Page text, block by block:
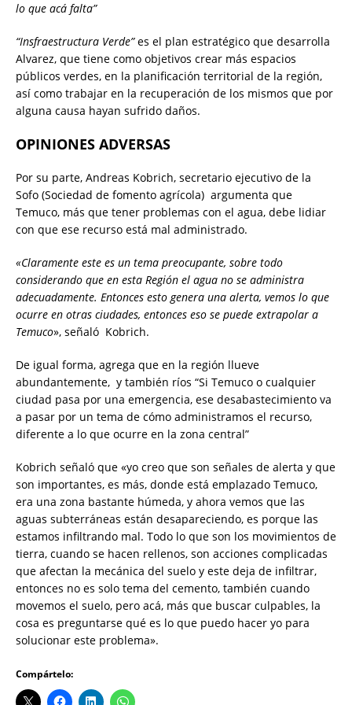
lo que acá falta”
“Insfraestructura Verde”es el plan estratégico que desarrolla
Alvarez, que tiene como objetivos crear más espacios
públicos verdes, en la planificación territorial de la región,
así como trabajar en la recuperación de los mismos que por
alguna causa hayan sufrido daños.
OPINIONES ADVERSAS
Por su parte, Andreas Kobrich, secretario ejecutivo de la
Sofo (Sociedad de fomento agrícola) argumenta que
Temuco, más que tener problemas con el agua, debe lidiar
con que ese recurso está mal administrado.
«Claramente este es un tema preocupante, sobre todo
considerando que en esta Región el agua no se administra
adecuadamente. Entonces esto genera una alerta, vemos lo que
ocurre en otras ciudades, entonces eso se puede extrapolar a
Temuco», señaló Kobrich.
De igual forma, agrega que en la región llueve
abundantemente, y también ríos “Si Temuco o cualquier
ciudad pasa por una emergencia, ese desabastecimiento va
a pasar por un tema de cómo administramos el recurso,
diferente a lo que ocurre en la zona central”
Kobrich señaló que «yo creo que son señales de alerta y que
son importantes, es más, donde está emplazado Temuco,
era una zona bastante húmeda, y ahora vemos que las
aguas subterráneas están desapareciendo, es porque las
estamos infiltrando mal. Todo lo que son los movimientos de
tierra, cuando se hacen rellenos, son acciones complicadas
que afectan la mecánica del suelo y este deja de infiltrar,
entonces no es solo tema del cemento, también cuando
movemos el suelo, pero acá, más que buscar culpables, la
cosa es preguntarse qué es lo que puedo hacer yo para
solucionar este problema».
Compártelo: